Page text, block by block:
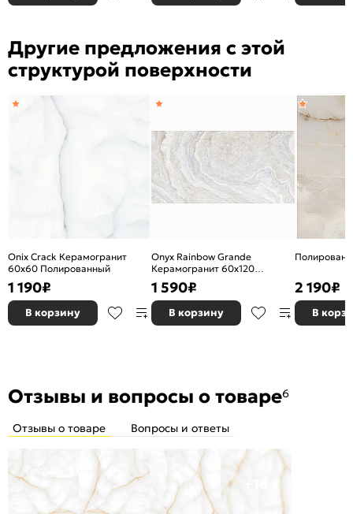
Другие предложения с этой
структурой поверхности
Onix Crack Керамогранит
60х60 Полированный
1 190₽
В корзину
Onyx Rainbow Grande
Керамогранит 60х120
Полированный
1 590₽
В корзину
2 190₽
В
Отзывы и вопросы о товаре6
Отзывы о товаре Вопросы и ответы